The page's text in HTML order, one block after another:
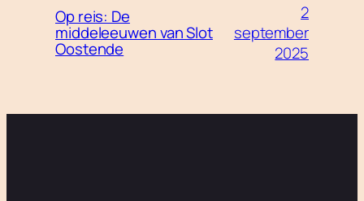
Op reis: De
middeleeuwen van Slot
Oostende
2
september
2025